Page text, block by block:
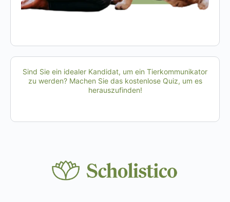
Sind Sie ein idealer Kandidat, um ein Tierkommunikator
zu werden? Machen Sie das kostenlose Quiz, um es
herauszufinden!